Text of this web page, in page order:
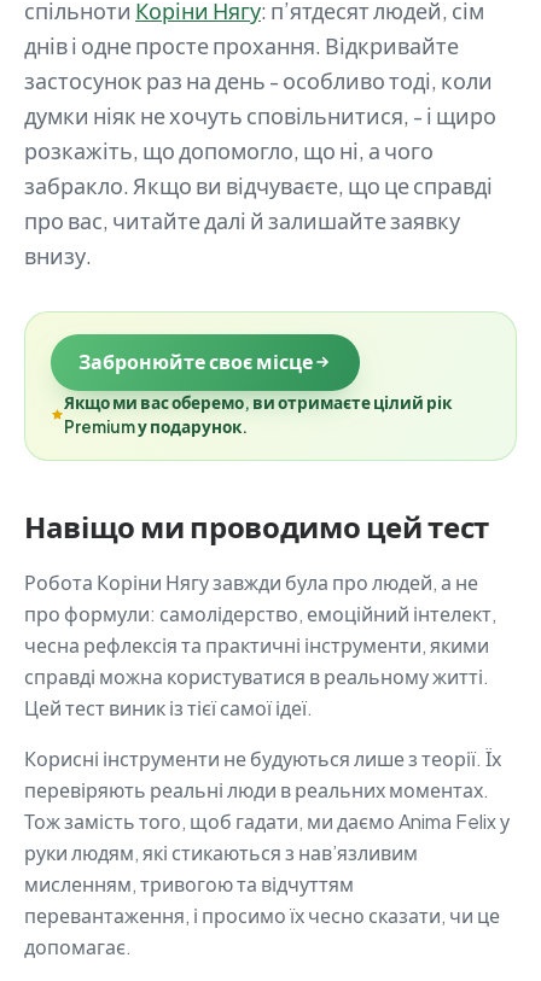
спільноти Коріни Нягу: п’ятдесят людей, сім
днів і одне просте прохання. Відкривайте
застосунок раз на день - особливо тоді, коли
думки ніяк не хочуть сповільнитися, - і щиро
розкажіть, що допомогло, що ні, а чого
забракло. Якщо ви відчуваєте, що це справді
про вас, читайте далі й залишайте заявку
внизу.
Забронюйте своє місце
Якщо ми вас оберемо, ви отримаєте цілий рік
Premium у подарунок.
Навіщо ми проводимо цей тест
Робота Коріни Нягу завжди була про людей, а не
про формули: самолідерство, емоційний інтелект,
чесна рефлексія та практичні інструменти, якими
справді можна користуватися в реальному житті.
Цей тест виник із тієї самої ідеї.
Корисні інструменти не будуються лише з теорії. Їх
перевіряють реальні люди в реальних моментах.
Тож замість того, щоб гадати, ми даємо Anima Felix у
руки людям, які стикаються з нав’язливим
мисленням, тривогою та відчуттям
перевантаження, і просимо їх чесно сказати, чи це
допомагає.